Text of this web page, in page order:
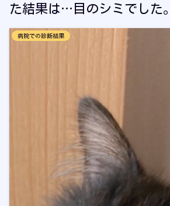
た結果は…目のシミでした。
病院での診断結果